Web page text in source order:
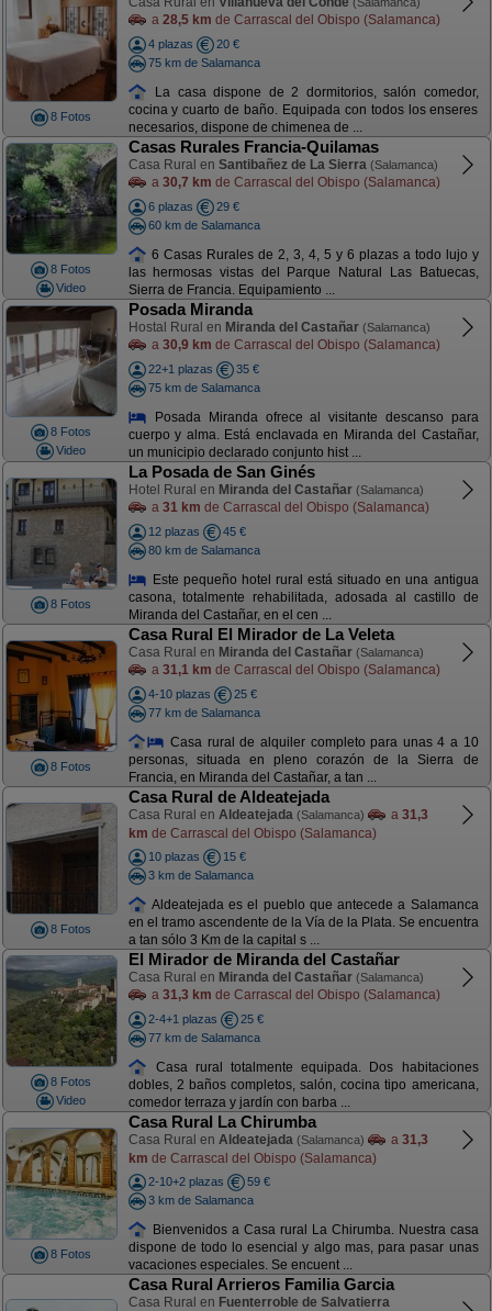
8 Fotos
a 28,5 km de Carrascal del Obispo (Salamanca)
4 plazas
20 €
75 km de Salamanca
La casa dispone de 2 dormitorios, salón comedor,
cocina y cuarto de baño. Equipada con todos los enseres
necesarios, dispone de chimenea de ...
8 Fotos
Video
Casas Rurales Francia-Quilamas
Casa Rural en Santibañez de La Sierra (Salamanca)
a 30,7 km de Carrascal del Obispo (Salamanca)
6 plazas
29 €
60 km de Salamanca
6 Casas Rurales de 2, 3, 4, 5 y 6 plazas a todo lujo y
las hermosas vistas del Parque Natural Las Batuecas,
Sierra de Francia. Equipamiento ...
8 Fotos
Video
Posada Miranda
Hostal Rural en Miranda del Castañar (Salamanca)
a 30,9 km de Carrascal del Obispo (Salamanca)
22+1 plazas
35 €
75 km de Salamanca
Posada Miranda ofrece al visitante descanso para
cuerpo y alma. Está enclavada en Miranda del Castañar,
un municipio declarado conjunto hist ...
8 Fotos
La Posada de San Ginés
Hotel Rural en Miranda del Castañar (Salamanca)
a 31 km de Carrascal del Obispo (Salamanca)
12 plazas
45 €
80 km de Salamanca
Este pequeño hotel rural está situado en una antigua
casona, totalmente rehabilitada, adosada al castillo de
Miranda del Castañar, en el cen ...
8 Fotos
Casa Rural El Mirador de La Veleta
Casa Rural en Miranda del Castañar (Salamanca)
a 31,1 km de Carrascal del Obispo (Salamanca)
4-10 plazas
25 €
77 km de Salamanca
Casa rural de alquiler completo para unas 4 a 10
personas, situada en pleno corazón de la Sierra de
Francia, en Miranda del Castañar, a tan ...
8 Fotos
Casa Rural de Aldeatejada
Casa Rural en Aldeatejada (Salamanca) a 31,3
km de Carrascal del Obispo (Salamanca)
10 plazas
15 €
3 km de Salamanca
Aldeatejada es el pueblo que antecede a Salamanca
en el tramo ascendente de la Vía de la Plata. Se encuentra
a tan sólo 3 Km de la capital s ...
8 Fotos
Video
El Mirador de Miranda del Castañar
Casa Rural en Miranda del Castañar (Salamanca)
a 31,3 km de Carrascal del Obispo (Salamanca)
2-4+1 plazas
25 €
77 km de Salamanca
Casa rural totalmente equipada. Dos habitaciones
dobles, 2 baños completos, salón, cocina tipo americana,
comedor terraza y jardín con barba ...
8 Fotos
Casa Rural La Chirumba
Casa Rural en Aldeatejada (Salamanca) a 31,3
km de Carrascal del Obispo (Salamanca)
2-10+2 plazas
59 €
3 km de Salamanca
Bienvenidos a Casa rural La Chirumba. Nuestra casa
dispone de todo lo esencial y algo mas, para pasar unas
vacaciones especiales. Se encuent ...
Casa Rural Arrieros Familia Garcia
Casa Rural en Fuenterroble de Salvatierra